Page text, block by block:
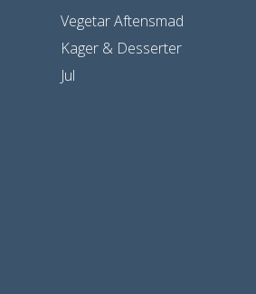
Vegetar Aftensmad
Kager & Desserter
Jul